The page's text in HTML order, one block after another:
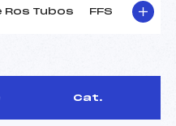
Ros Tubos FFS
Cat.